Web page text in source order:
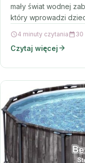
mały świat wodnej
który wprowadzi
4 minuty czytania 30
Czytaj więcej